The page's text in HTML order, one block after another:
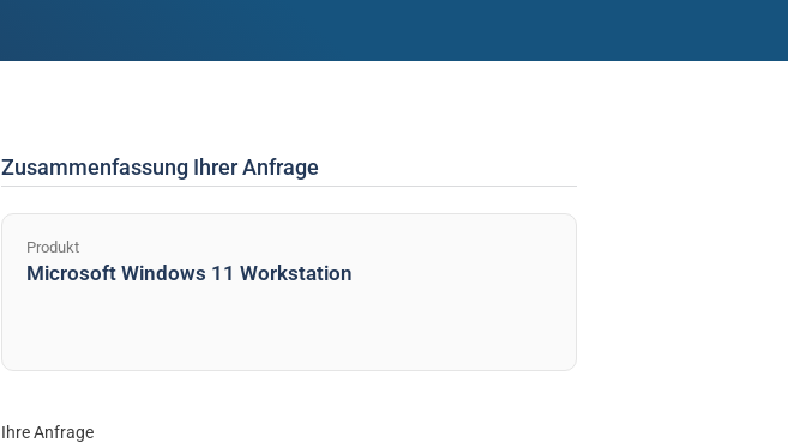
Zusammenfassung Ihrer Anfrage
Produkt
Microsoft Windows 11 Workstation
Ihre Anfrage